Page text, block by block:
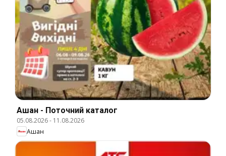
Ашан - Поточний каталог
05.08.2026- 11.08.2026
Ашан